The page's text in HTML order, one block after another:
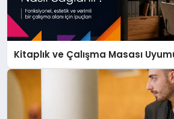
Kitaplık ve Çalışma Masası